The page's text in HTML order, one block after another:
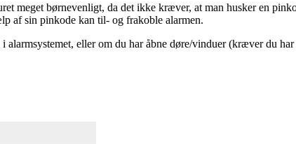
meget børnevenligt, da det ikke kræver, at man husker en
af sin pinkode kan til- og frakoble alarmen.
eller om du har åbne døre/vinduer (kræver du